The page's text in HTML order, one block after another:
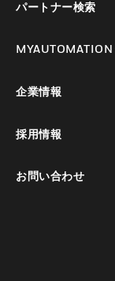
パートナー検索
MYAUTOMATION
企業情報
採用情報
お問い合わせ